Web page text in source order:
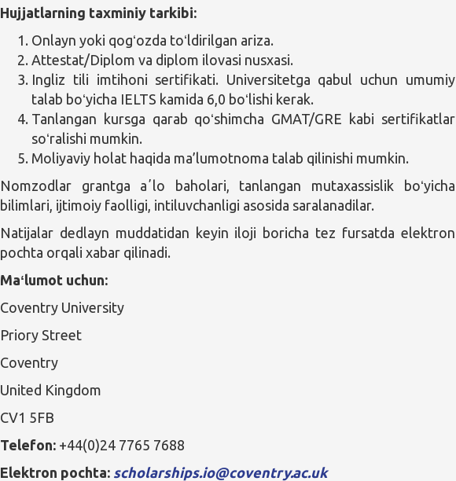
Hujjatlarning taxminiy tarkibi:
Onlayn yoki qogʻozda toʻldirilgan ariza.
Attestat/Diplom va diplom ilovasi nusxasi.
Ingliz tili imtihoni sertifikati. Universitetga qabul uchun umumiy
talab boʻyicha IELTS kamida 6,0 boʻlishi kerak.
Tanlangan kursga qarab qoʻshimcha GMAT/GRE kabi sertifikatlar
soʻralishi mumkin.
Moliyaviy holat haqida ma’lumotnoma talab qilinishi mumkin.
Nomzodlar grantga aʼlo baholari, tanlangan mutaxassislik boʻyicha
bilimlari, ijtimoiy faolligi, intiluvchanligi asosida saralanadilar.
Natijalar dedlayn muddatidan keyin iloji boricha tez fursatda elektron
pochta orqali xabar qilinadi.
Maʻlumot uchun:
Coventry University
Priory Street
Coventry
United Kingdom
CV1 5FB
Telefon: +44(0)24 7765 7688
Elektron pochta: scholarships.io@coventry.ac.uk